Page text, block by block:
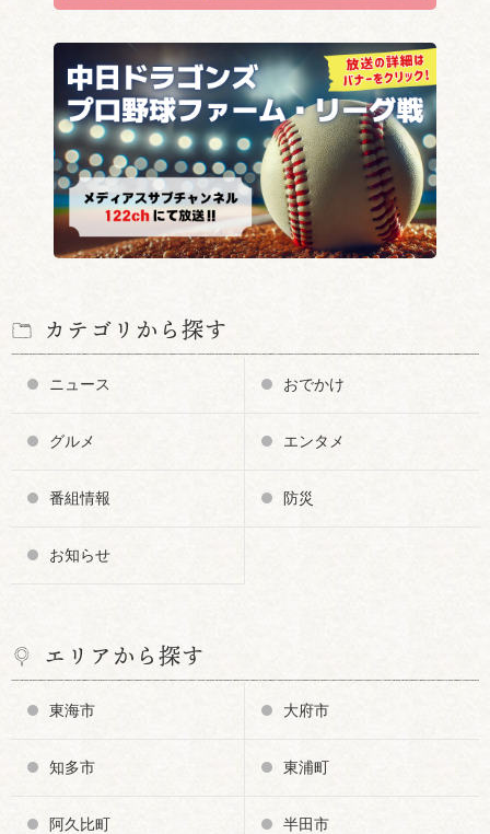
カテゴリから探す
ニュース おでかけ
グルメ エンタメ
番組情報 防災
お知らせ
エリアから探す
東海市 大府市
知多市 東浦町
阿久比町 半田市